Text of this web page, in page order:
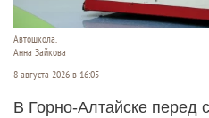
Автошкола.
Анна Зайкова
8 августа 2026 в 16:05
В Горно-Алтайске перед